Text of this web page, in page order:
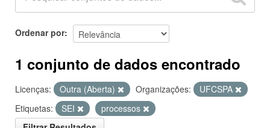
Sobre
Ordenar por
1 conjunto de dados encontrado
Licenças: Outra (Aberta) Organizações:
UFCSPA
Etiquetas:
SEI
processos